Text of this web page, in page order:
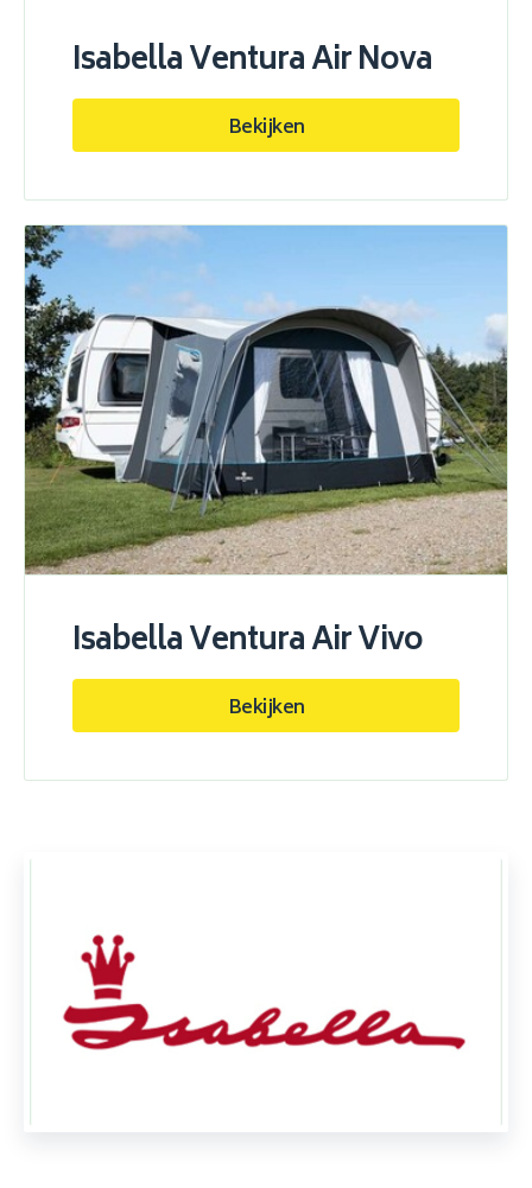
Isabella Ventura Air Nova
Bekijken
Isabella Ventura Air Vivo
Bekijken